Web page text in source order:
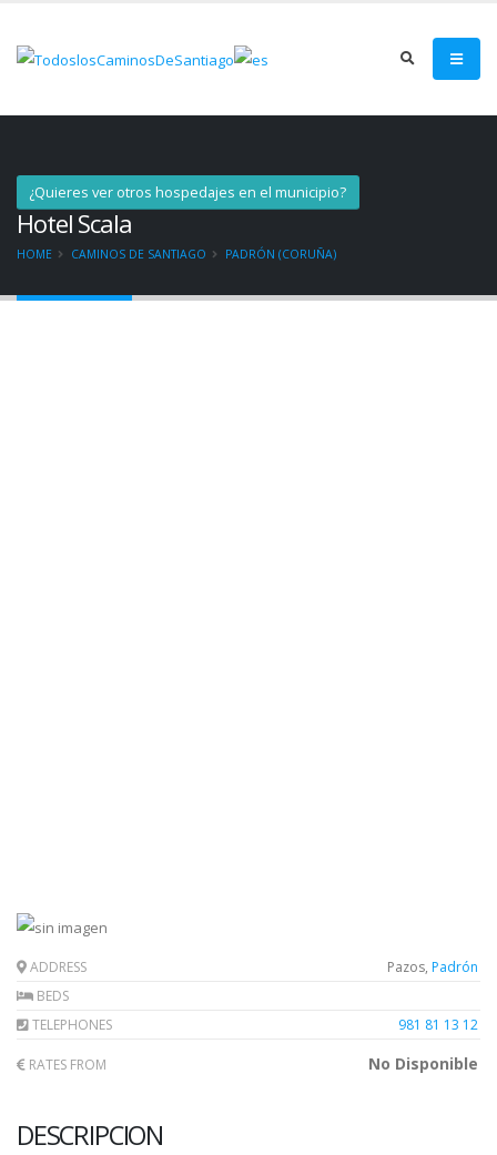
Hotel Scala
HOME CAMINOS DE SANTIAGO PADRÓN (CORUÑA)
¿Quieres ver otros hospedajes en el municipio?
ADDRESS Pazos, Padrón
BEDS
TELEPHONES
981 81 13 12
RATES FROM No Disponible
DESCRIPCION